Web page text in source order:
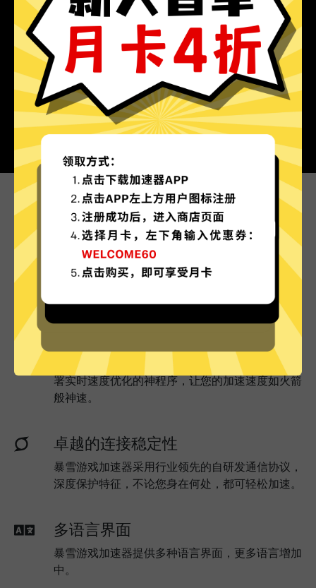
为什么选择暴雪游戏加速器?
更多服务器地区选择
暴雪游戏加速器现已拥有超多加速服务器节点，并
暴雪游戏加速器已为所有暴雪游戏加速器服务器部
署实时速度优化的神程序，让您的加速速度如火箭
般神速。
卓越的连接稳定性
暴雪游戏加速器采用行业领先的自研发通信协议，
深度保护特征，不论您身在何处，都可轻松加速。
多语言界面
暴雪游戏加速器提供多种语言界面，更多语言增加
中。